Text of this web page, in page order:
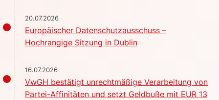
20.07.2026
Europäischer Datenschutzausschuss –
Hochrangige Sitzung in Dublin
16.07.2026
VwGH bestätigt unrechtmäßige Verarbeitung von
Partei-Affinitäten und setzt Geldbuße mit EUR 13